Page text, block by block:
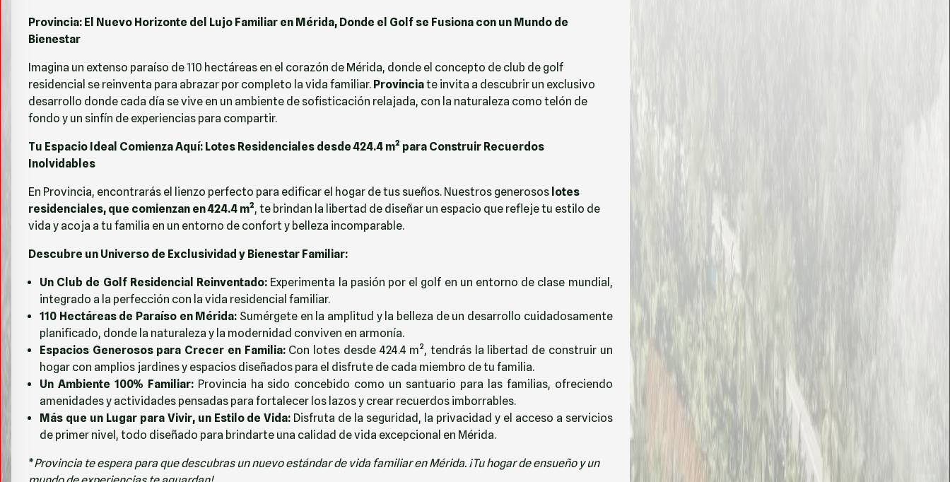
Provincia: El Nuevo Horizonte del Lujo Familiar en Mérida, Donde el Golf se Fusiona con un Mundo de
Bienestar
Imagina un extenso paraíso de 110 hectáreas en el corazón de Mérida, donde el concepto de club de golf
residencial se reinventa para abrazar por completo la vida familiar. Provinciate invita a descubrir un exclusivo
desarrollo donde cada día se vive en un ambiente de sofisticación relajada, con la naturaleza como telón de
fondo y un sinfín de experiencias para compartir.
Tu Espacio Ideal Comienza Aquí: Lotes Residenciales desde 424.4 m² para Construir Recuerdos
Inolvidables
En Provincia, encontrarás el lienzo perfecto para edificar el hogar de tus sueños. Nuestros generosos lotes
residenciales, que comienzan en 424.4 m², te brindan la libertad de diseñar un espacio que refleje tu estilo de
vida y acoja a tu familia en un entorno de confort y belleza incomparable.
Descubre un Universo de Exclusividad y Bienestar Familiar:
Un Club de Golf Residencial Reinventado: Experimenta la pasión por el golf en un entorno de clase mundial,
integrado a la perfección con la vida residencial familiar.
110 Hectáreas de Paraíso en Mérida: Sumérgete en la amplitud y la belleza de un desarrollo cuidadosamente
planificado, donde la naturaleza y la modernidad conviven en armonía.
Espacios Generosos para Crecer en Familia:Con lotes desde 424.4 m², tendrás la libertad de construir un
hogar con amplios jardines y espacios diseñados para el disfrute de cada miembro de tu familia.
Un Ambiente 100% Familiar:Provincia ha sido concebido como un santuario para las familias, ofreciendo
amenidades y actividades pensadas para fortalecer los lazos y crear recuerdos imborrables.
Más que un Lugar para Vivir, un Estilo de Vida: Disfruta de la seguridad, la privacidad y el acceso a servicios
de primer nivel, todo diseñado para brindarte una calidad de vida excepcional en Mérida.
*Provincia te espera para que descubras un nuevo estándar de vida familiar en Mérida. ¡Tu hogar de ensueño y un